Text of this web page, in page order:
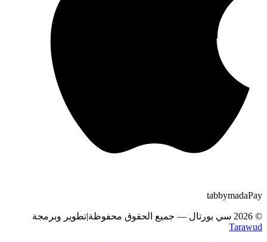
Pay
mada
tabby
©
2026 سي بورتال — جميع الحقوق محفوظة|تطوير وبرمجة
Tarawud